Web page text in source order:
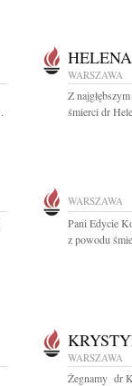
WARSZAWA
Z
śmierci dr
WARSZAWA
Pani Edycie
z powodu
WARSZAWA
Żegnamy dr